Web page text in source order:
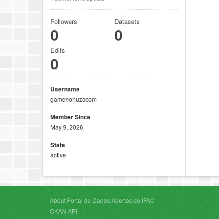
Followers
0
Datasets
0
Edits
0
Username
gamenohuzacom
Member Since
May 9, 2026
State
active
About Portal de Dados Abertos do IFAC
CKAN API